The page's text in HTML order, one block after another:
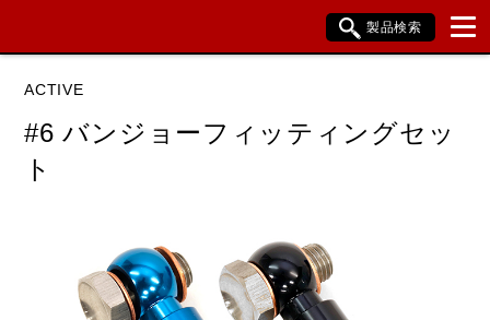
製品検索
閉じる
ACTIVE
#6 バンジョーフィッティングセッ
ト